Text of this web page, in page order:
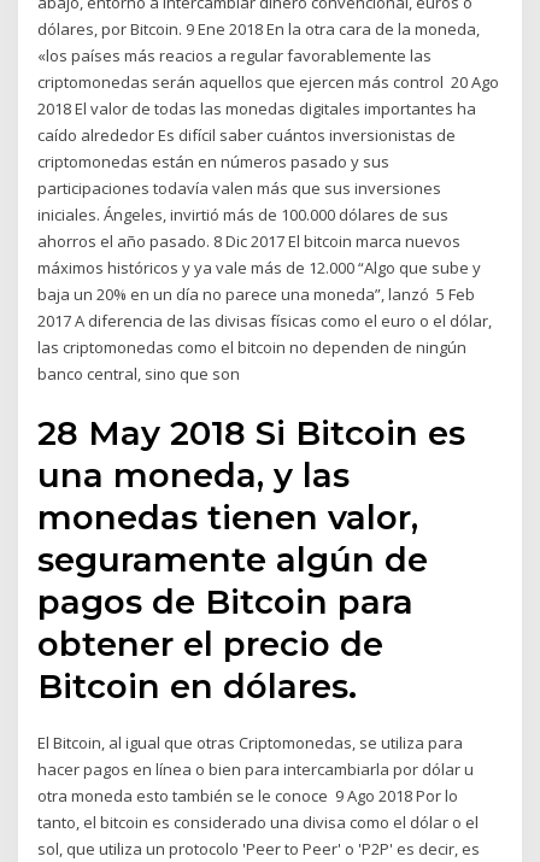
dólares, por Bitcoin. 9 Ene 2018 En la otra cara de la moneda,
«los países más reacios a regular favorablemente las
criptomonedas serán aquellos que ejercen más control 20 Ago
2018 El valor de todas las monedas digitales importantes ha
caído alrededor Es difícil saber cuántos inversionistas de
criptomonedas están en números pasado y sus
participaciones todavía valen más que sus inversiones
iniciales. Ángeles, invirtió más de 100.000 dólares de sus
ahorros el año pasado. 8 Dic 2017 El bitcoin marca nuevos
máximos históricos y ya vale más de 12.000 “Algo que sube y
baja un 20% en un día no parece una moneda”, lanzó 5 Feb
2017 A diferencia de las divisas físicas como el euro o el dólar,
las criptomonedas como el bitcoin no dependen de ningún
banco central, sino que son
28 May 2018 Si Bitcoin es
una moneda, y las
monedas tienen valor,
seguramente algún de
pagos de Bitcoin para
obtener el precio de
Bitcoin en dólares.
El Bitcoin, al igual que otras Criptomonedas, se utiliza para
hacer pagos en línea o bien para intercambiarla por dólar u
otra moneda esto también se le conoce 9 Ago 2018 Por lo
tanto, el bitcoin es considerado una divisa como el dólar o el
sol, que utiliza un protocolo 'Peer to Peer' o 'P2P' es decir, es